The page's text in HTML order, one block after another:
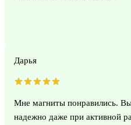
Дарья
Мне магниты понравились.
надежно даже при активной